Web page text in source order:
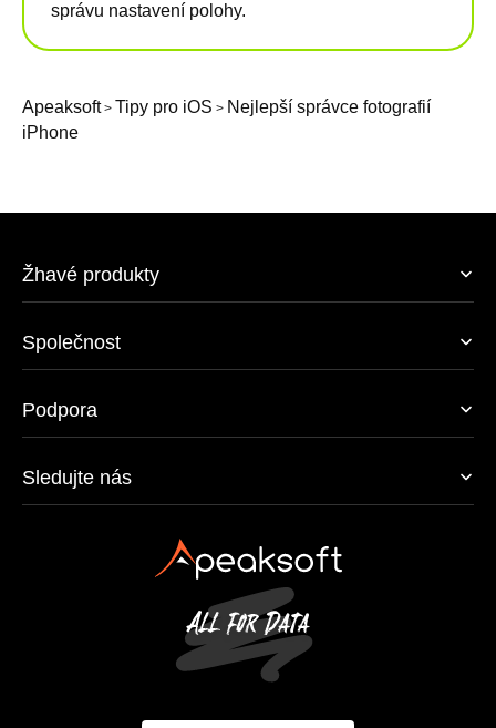
správu nastavení polohy.
Apeaksoft> Tipy pro iOS > Nejlepší správce fotografií
iPhone
Žhavé produkty
Společnost
Podpora
Sledujte nás